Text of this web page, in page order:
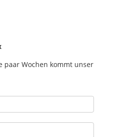
paar Wochen kommt unser